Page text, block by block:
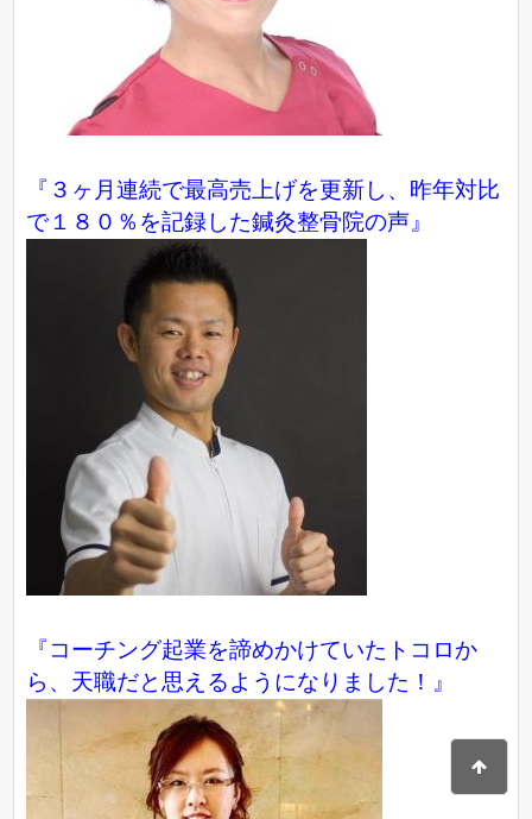
『３ヶ月連続で最高売上げを更新し、昨年対比
で１８０％を記録した鍼灸整骨院の声』
『コーチング起業を諦めかけていたトコロか
ら、天職だと思えるようになりました！』